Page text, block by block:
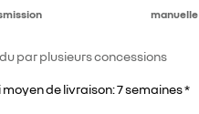
manuelle
par plusieurs concessions
de livraison: 7 semaines *